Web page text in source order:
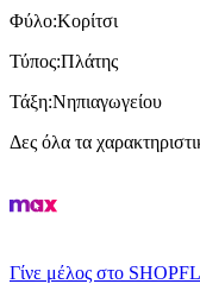
Φύλο:Κορίτσι
Τύπος:Πλάτης
Τάξη:Νηπιαγωγείου
Δες όλα τα
Γίνε μέλος στο